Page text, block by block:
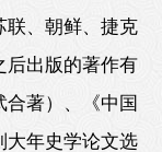
联、朝鲜、捷克
后出版的著作有
合著）、《中国
大年史学论文选